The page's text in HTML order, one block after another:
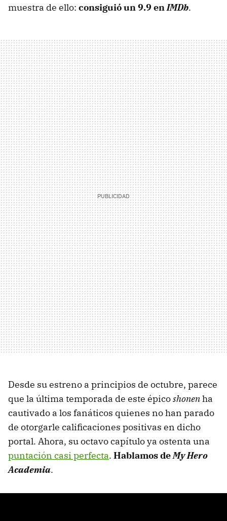
muestra de ello: consiguió un 9.9 enIMDb.
Desde su estreno a principios de octubre, parece
que la última temporada de este épicoshonenha
cautivado a los fanáticos quienes no han parado
de otorgarle calificaciones positivas en dicho
portal. Ahora, su octavo capítulo ya ostenta una
puntación casi perfecta. Hablamos deMy Hero
Academia.